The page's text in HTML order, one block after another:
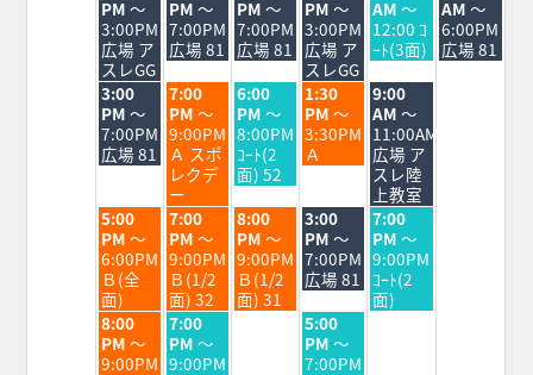
曜
日,
7
月
28th
2026
PM ～
3:00PM
広場 ア
スレGG
曜
日,
7
月
29th
2026
PM ～
7:00PM
広場 81
曜
日,
7
月
30th
2026
PM ～
7:00PM
広場 81
曜
日,
7
月
31st
2026
PM ～
3:00PM
広場 ア
スレGG
曜
日,
8
月
1st
2026
AM ～
12:00 ｺ
ｰﾄ(3面)
曜
日,
8
月
AM ～
6:00PM
広場 81
火
曜
日,
7
月
2026
3:00
PM ～
7:00PM
広場 81
水
曜
日,
7
月
29th
2026
7:00
PM ～
9:00PM
Ａ スポ
レクデ
ー
木
曜
日,
7
月
30th
2026
6:00
PM ～
8:00PM
ｺｰﾄ(2
面) 52
金
曜
日,
7
月
2026
1:30
PM ～
3:30PM
Ａ
土
曜
日,
8
月
1st
2026
9:00
AM ～
11:00AM
広場 ア
スレ陸
上教室
火
曜
日,
7
月
28th
2026
5:00
PM ～
6:00PM
Ｂ(全
面)
水
曜
日,
7
月
29th
2026
7:00
PM ～
9:00PM
Ｂ(1/2
面) 32
木
曜
日,
7
月
30th
8:00
PM ～
9:00PM
Ｂ(1/2
面) 31
金
曜
日,
7
月
31st
2026
3:00
PM ～
7:00PM
広場 81
土
曜
日,
8
月
1st
7:00
PM ～
9:00PM
ｺｰﾄ(2
面)
火
曜
日,
8:00
PM ～
9:00PM
水
曜
日,
7:00
PM ～
9:00PM
金
曜
日,
5:00
PM ～
7:00PM